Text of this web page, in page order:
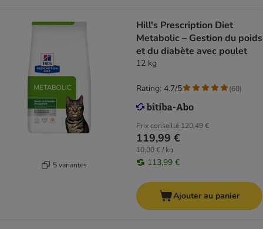
5 variantes
Hill's Prescription Diet
Metabolic – Gestion du poids
et du diabète avec poulet
12 kg
Prix conseillé 120,49 €
119,99 €
10,00 € / kg
113,99 €
Rating: 4.7/5 (60)
Ajouter au panier